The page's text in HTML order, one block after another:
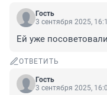
Гость
3 сентября 2025,
Ей уже
ОТВЕТИТЬ
Гость
3 сентября 2025,